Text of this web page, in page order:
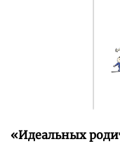
«Идеальных